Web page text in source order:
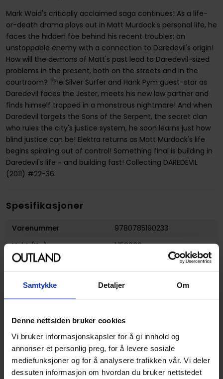
Samtykke Detaljer Om
Denne nettsiden bruker cookies
Vi bruker informasjonskapsler for å gi innhold og
annonser et personlig preg, for å levere sosiale
mediefunksjoner og for å analysere trafikken vår. Vi deler
dessuten informasjon om hvordan du bruker nettstedet
Mark Waid's critically acclaimed saga continues! As a life-
or-death drama plays out in Matt Murdock's personal life, he
faces the hidden foe behind his recent troubles: an
unstoppable enemy with a connection to Daredevil's origin!
How will the demons of Matt's past lead to Daredevil-sized
problems in the present, both on the streets and in the
courtroom? The Silver Surfer and Hank Pym guest-star as
Daredevil faces the Jester, meets his new law partner and
finds himself trapped in a monstrous nightmare! And when
Daredevil targets the Sons of the Serpent, the secret clan
who rules the city's justice system, he soon learns just how
blind justice can be! Elektra returns as Matt Murdock's life
begins spiraling out of control! Something final is building in
Daredevil's life - and building fast! Collecting DAREDEVIL
(2011) #22-36.
Spesifikasjoner
Varenummer
9780785190233
Vekt (Kg) :
1.158000
Opprinnelsesland :
Format
Hardcover
Serie
Forfattere
Chris Samnee
Superhelt
Illustratør
Chris Samnee, Javier
Rodriguez